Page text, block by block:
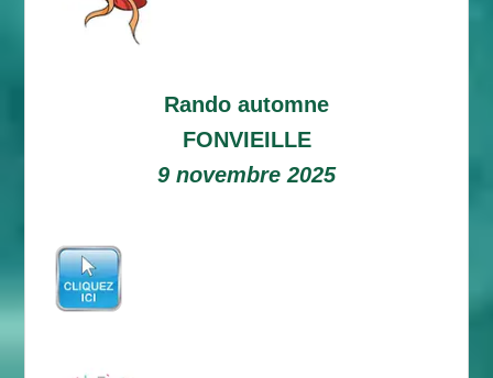
Rando automne
FONVIEILLE
9 novembre 2025